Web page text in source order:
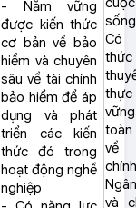
- Nắm vững
được kiến thức
cơ bản về bảo
hiểm và chuyên
sâu về tài chính
bảo hiểm để áp
dụng và phát
triển các kiến
thức đó trong
hoạt động nghề
nghiệp
Có
về
và